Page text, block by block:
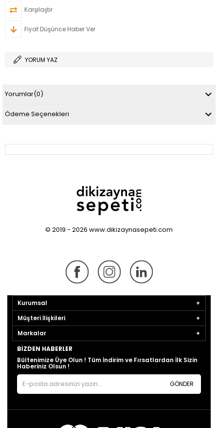
Karşılaştır
Fiyat Düşünce Haber Ver
YORUM YAZ
Yorumlar(0)
Ödeme Seçenekleri
© 2019 - 2026 www.dikizaynasepeti.com
Kurumsal
Müşteri İlişkileri
Markalar
BIZDEN HABERLER
Bültenimize Üye Olun ! Tüm İndirim ve Fırsatlardan İlk Sizin
Haberiniz Olsun !
GÖNDER